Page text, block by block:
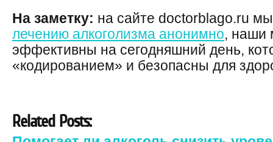
На заметку: на сайте doctorblago.ru
лечению алкоголизма анонимно, наши
эффективны на сегодняшний день,
«кодированием» и безопасны для
Related Posts: